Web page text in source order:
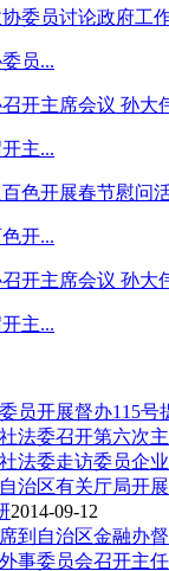
员...
主...
开...
主...
员开展督办115号
法委召开第六次
法委走访委员企业
治区有关厅局开
2014-09-12
到自治区金融办
事委员会召开主